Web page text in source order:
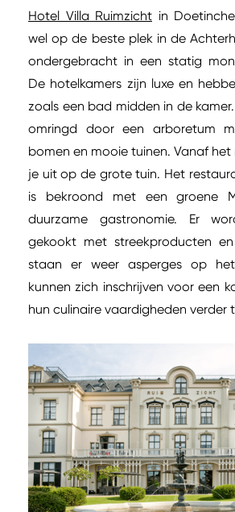
Hotel Villa Ruimzicht in
wel op de beste plek in de
ondergebracht in een statig
De hotelkamers zijn luxe en
zoals een bad midden in de
omringd door een arboretum
bomen en mooie tuinen. Vanaf het
je uit op de grote tuin. Het
is bekroond met een groene
duurzame gastronomie. Er
gekookt met streekproducten
staan er weer asperges op
kunnen zich inschrijven voor een
hun culinaire vaardigheden verder